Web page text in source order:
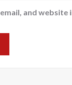
email, and